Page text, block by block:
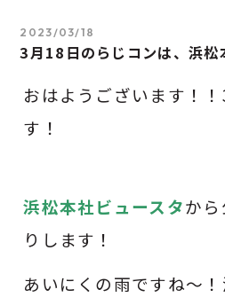
2023/03/18
3月18日のらじコンは、浜松
おはようございます！！
す！
浜松本社ビュースタか
りします！
あいにくの雨ですね～